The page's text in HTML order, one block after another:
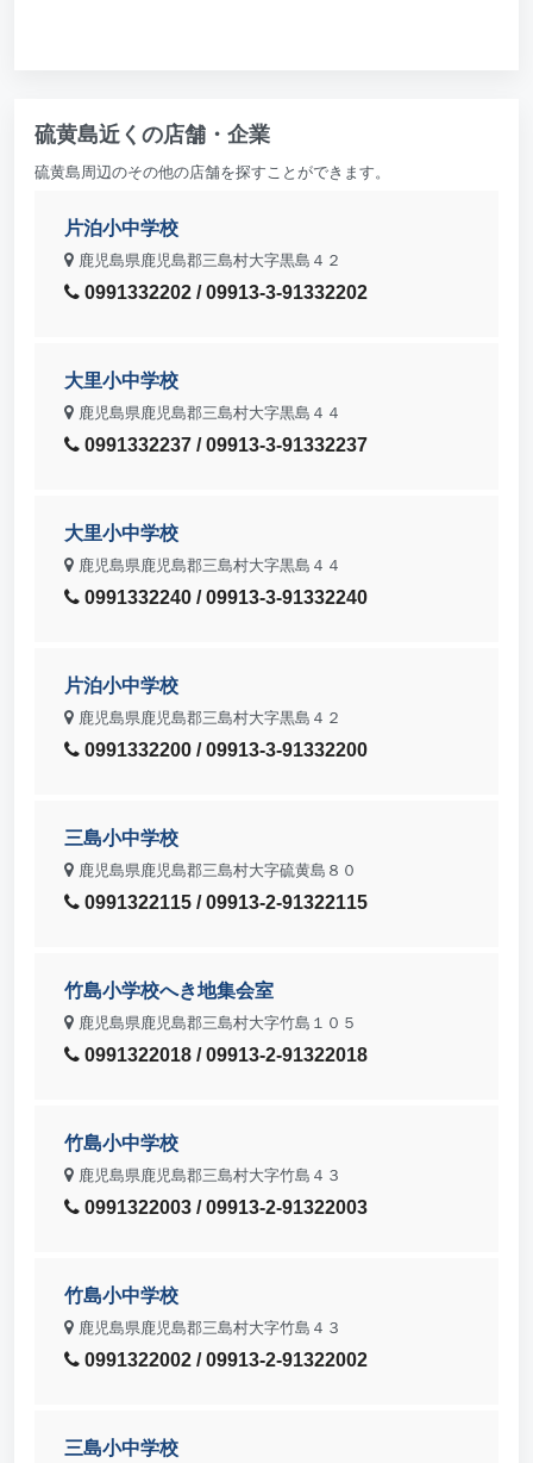
硫黄島近くの店舗・企業
硫黄島周辺のその他の店舗を探すことができます。
片泊小中学校
鹿児島県鹿児島郡三島村大字黒島４２
0991332202 / 09913-3-91332202
大里小中学校
鹿児島県鹿児島郡三島村大字黒島４４
0991332237 / 09913-3-91332237
大里小中学校
鹿児島県鹿児島郡三島村大字黒島４４
0991332240 / 09913-3-91332240
片泊小中学校
鹿児島県鹿児島郡三島村大字黒島４２
0991332200 / 09913-3-91332200
三島小中学校
鹿児島県鹿児島郡三島村大字硫黄島８０
0991322115 / 09913-2-91322115
竹島小学校へき地集会室
鹿児島県鹿児島郡三島村大字竹島１０５
0991322018 / 09913-2-91322018
竹島小中学校
鹿児島県鹿児島郡三島村大字竹島４３
0991322003 / 09913-2-91322003
竹島小中学校
鹿児島県鹿児島郡三島村大字竹島４３
0991322002 / 09913-2-91322002
三島小中学校